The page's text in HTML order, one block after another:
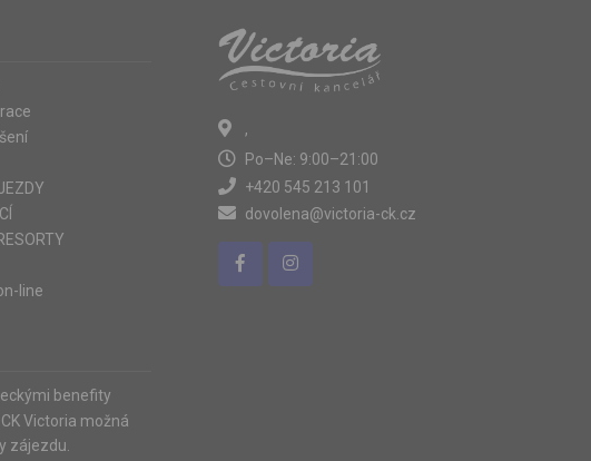
line
benefity
Victoria možná
zájezdu.
,
Po–Ne: 9:00–21:00
+420 545 213 101
dovolena@victoria-ck.cz